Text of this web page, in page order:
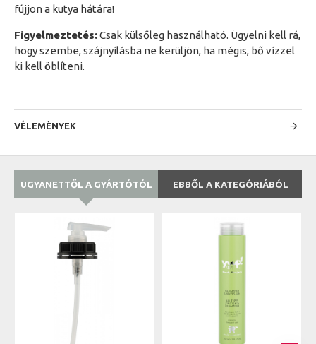
fújjon a kutya hátára!
Figyelmeztetés:Csak külsőleg használható. Ügyelni kell rá,
hogy szembe, szájnyílásba ne kerüljön, ha mégis, bő vízzel
ki kell öblíteni.
VÉLEMÉNYEK
UGYANETTŐL A GYÁRTÓTÓL EBBŐL A KATEGÓRIÁBÓL